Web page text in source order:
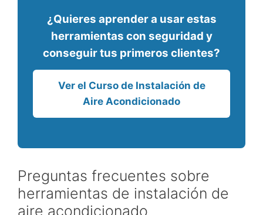
¿Quieres aprender a usar estas
herramientas con seguridad y
conseguir tus primeros clientes?
Ver el Curso de Instalación de
Aire Acondicionado
Preguntas frecuentes sobre
herramientas de instalación de
aire acondicionado